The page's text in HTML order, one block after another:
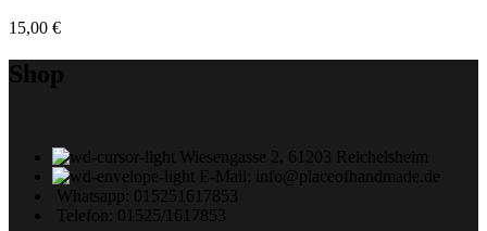
15,00 €
Shop
Wiesengasse 2, 61203 Reichelsheim
E-Mail: info@placeofhandmade.de
Whatsapp: 015251617853
Telefon: 01525/1617853